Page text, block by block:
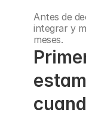
Antes de
integrar y
meses.